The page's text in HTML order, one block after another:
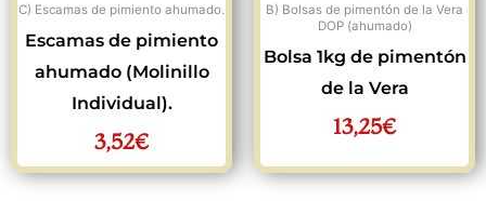
C) Escamas de pimiento ahumado.
Escamas de pimiento
ahumado (Molinillo
Individual).
3,52€
B) Bolsas de pimentón de la Vera
DOP (ahumado)
Bolsa 1kg de pimentón
de la Vera
13,25€